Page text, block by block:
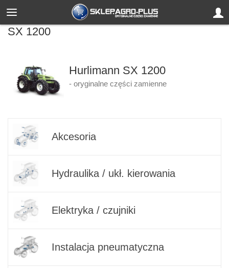
SX 1200
Hurlimann SX 1200
- oryginalne części zamienne
Akcesoria
Hydraulika / ukł. kierowania
Elektryka / czujniki
Instalacja pneumatyczna